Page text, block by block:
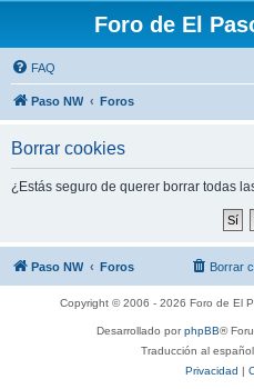
Foro de El
FAQ
Paso NW Foros
Borrar cookies
¿Estás seguro de querer borrar todas
Paso NW Foros Borrar
Copyright © 2006 - 2026 Foro de El
Desarrollado porphpBB®
Traducción al
Privacidad |